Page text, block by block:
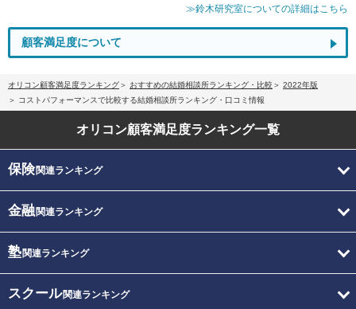
≫鈴木研究室についての詳細はこちら
顧客満足度について
オリコン顧客満足度ランキング おすすめの結婚相談所ランキング・比較
2022年版
コストパフォーマンスで比較する結婚相談所ランキング・口コミ情報
オリコン顧客満足度ランキング一覧
保険関連ランキング
金融関連ランキング
塾関連ランキング
スクール関連ランキング